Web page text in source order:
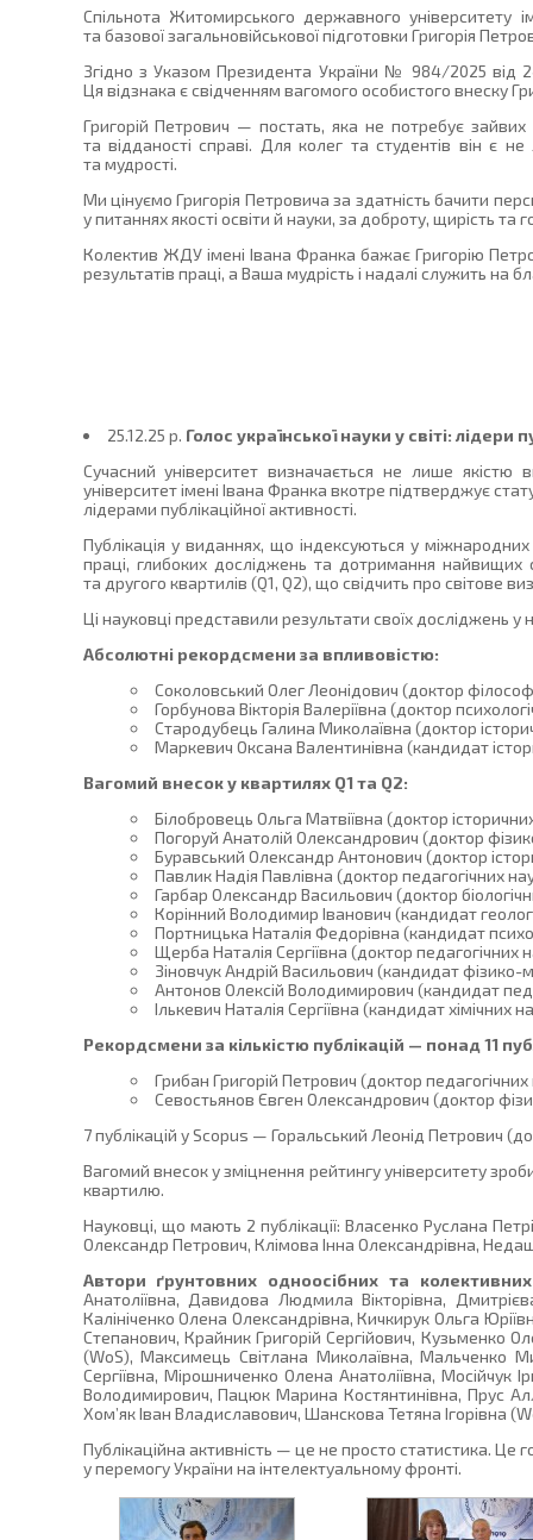
Спільнота Житомирського державного університету
та базової загальновійськової підготовки Григорія
Згідно з Указом Президента України № 984/2025 від
Ця відзнака є свідченням вагомого особистого внеску
Григорій Петрович — постать, яка не потребує
та відданості справі. Для колег та студентів він є
та мудрості.
Ми цінуємо Григорія Петровича за здатність бачити
у питаннях якості освіти й науки, за доброту, щирість та
Колектив ЖДУ імені Івана Франка бажає Григорію
результатів праці, а Ваша мудрість і надалі служить на
25.12.25 p. Голос української науки у світі:
Сучасний університет визначається не лише
університет імені Івана Франка вкотре підтверджує
лідерами публікаційної активності.
Публікація у виданнях, що індексуються у
праці, глибоких досліджень та дотримання найвищих
та другого квартилів (Q1, Q2), що свідчить про світове
Ці науковці представили результати своїх досліджень
Абсолютні рекордсмени за впливовістю:
Соколовський Олег Леонідович (доктор
Горбунова Вікторія Валеріївна (доктор
Стародубець Галина Миколаївна (доктор
Маркевич Оксана Валентинівна (кандидат
Вагомий внесок у квартилях Q1 та Q2:
Білобровець Ольга Матвіївна (доктор
Погоруй Анатолій Олександрович (доктор
Буравський Олександр Антонович (доктор
Павлик Надія Павлівна (доктор педагогічних
Гарбар Олександр Васильович (доктор
Корінний Володимир Іванович (кандидат
Портницька Наталія Федорівна (кандидат
Щерба Наталія Сергіївна (доктор педагогічних
Зіновчук Андрій Васильович (кандидат
Антонов Олексій Володимирович (кандидат
Ількевич Наталія Сергіївна (кандидат хімічних
Рекордсмени за кількістю публікацій — понад 11
Грибан Григорій Петрович (доктор
Севостьянов Євген Олександрович (доктор
7 публікацій у Scopus — Горальський Леонід Петрович
Вагомий внесок у зміцнення рейтингу університету
квартилю.
Науковці, що мають 2 публікації: Власенко Руслана
Олександр Петрович, Клімова Інна Олександрівна,
Автори ґрунтовних одноосібних та
Анатоліївна, Давидова Людмила Вікторівна,
Калініченко Олена Олександрівна, Кичкирук Ольга
Степанович, Крайник Григорій Сергійович, Кузьменко
(WoS), Максимець Світлана Миколаївна, Мальченко
Сергіївна, Мірошниченко Олена Анатоліївна,
Володимирович, Пацюк Марина Костянтинівна, Прус
Хом’як Іван Владиславович, Шанскова Тетяна Ігорівна
Публікаційна активність — це не просто статистика. Це
у перемогу України на інтелектуальному фронті.